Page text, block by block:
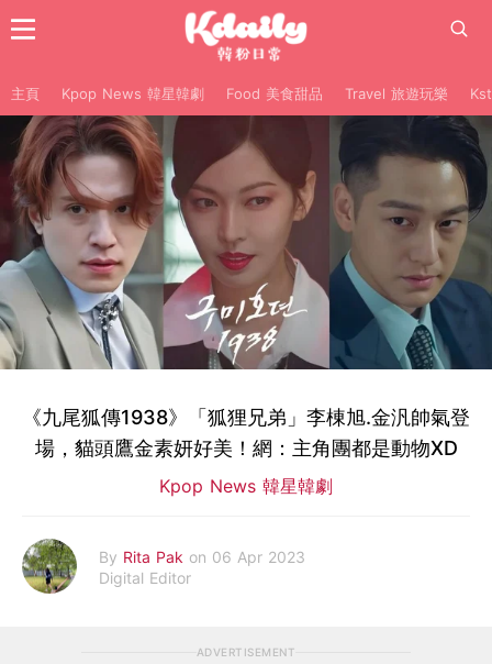
主頁 Kpop News 韓星韓劇 Food 美食甜品 Travel 旅遊玩樂
《九尾狐傳1938》「狐狸兄弟」李棟旭.金汎帥氣登
場，貓頭鷹金素妍好美！網：主角團都是動物XD
Kpop News 韓星韓劇
By Rita Pak on 06 Apr 2023
Digital Editor
ADVERTISEMENT